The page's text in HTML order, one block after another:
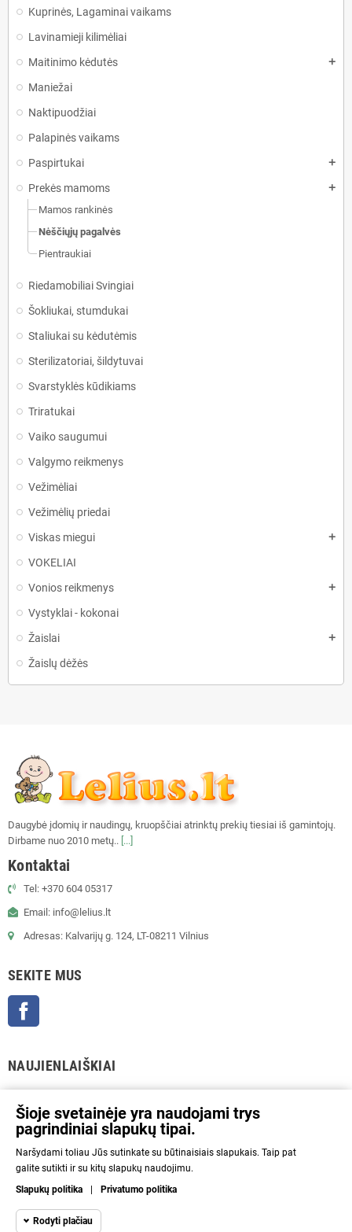
Kuprinės, Lagaminai vaikams
Lavinamieji kilimėliai
Maitinimo kėdutės
add
Maniežai
Naktipuodžiai
Palapinės vaikams
Paspirtukai
add
Prekės mamoms add
Mamos rankinės
Nėščiųjų pagalvės
Pientraukiai
Riedamobiliai Svingiai
Šokliukai, stumdukai
Staliukai su kėdutėmis
Sterilizatoriai, šildytuvai
Svarstyklės kūdikiams
Triratukai
Vaiko saugumui
Valgymo reikmenys
Vežimėliai
Vežimėlių priedai
Viskas miegui
add
VOKELIAI
Vonios reikmenys
add
Vystyklai - kokonai
Žaislai
add
Žaislų dėžės
Daugybė įdomių ir naudingų, kruopščiai atrinktų prekių tiesiai iš gamintojų.
Dirbame nuo 2010 metų.. [...]
Kontaktai
Tel: +370 604 05317
Email: info@lelius.lt
Adresas: Kalvarijų g. 124, LT-08211 Vilnius
SEKITE MUS
NAUJIENLAIŠKIAI
informaciją rasite parduotuvės taisyklėse.
Aš sutinku su Privatumo politika ir asmens duomenų tvarkymu.
INFORMACIJA
Šioje svetainėje yra naudojami trys
pagrindiniai slapukų tipai.
Naršydami toliau Jūs sutinkate su būtinaisiais slapukais. Taip pat
galite sutikti ir su kitų slapukų naudojimu.
Slapukų politika
Privatumo politika
Rodyti plačiau